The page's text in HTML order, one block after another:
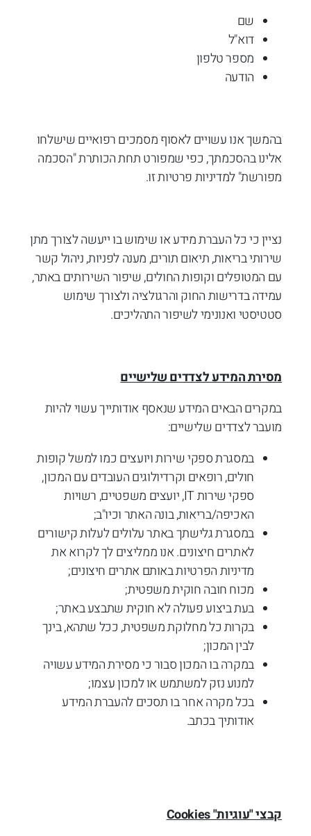
שם
דוא"ל
מספר טלפון
הודעה
בהמשך אנו עשויים לאסוף מסמכים רפואיים שישלחו
אלינו בהסכמתך, כפי שמפורט תחת הכותרת "הסכמה
מפורשת" למדיניות פרטיות זו.
נציין כי כל העברת מידע או שימוש בו ייעשה לצורך מתן
שירותי בריאות, תיאום תורים, מענה לפניות, ניהול קשר
עם המטופלים וקופות החולים, שיפור השירותים באתר,
עמידה בדרישות החוק והרגולציה ולצורך שימוש
סטטיסטי ואנונימי לשיפור התהליכים.
מסירת המידע לצדדים שלישיים
במקרים הבאים המידע שנאסף אודותייך עשוי להיות
מועבר לצדדים שלישיים:
במסגרת ספקי שירות ויועצים כמו למשל קופות
חולים, רופאים וקרדיולוגים העובדים עם המכון,
ספקי שירות IT, יועצים משפטיים, רשויות
האכיפה/בריאות, בונה האתר וכיו"ב;
במסגרת גלישתך באתר עלולים לעלות קישורים
לאתרים חיצונים. אנו ממליצים לך לקרוא את
מדיניות הפרטיות באותם אתרים חיצונים;
מכוח חובה חוקית משפטית;
בעת ביצוע פעולה לא חוקית שתבצע באתר;
בקרות כל מחלוקת משפטית, ככל שתהא, בינך
לבין המכון;
במקרה בו המכון סבור כי מסירת המידע עשויה
למנוע נזק למשתמש או למכון עצמו;
בכל מקרה אחר בו תסכים להעברת המידע
אודותיך בכתב.
קבצי "עוגיות"Cookies